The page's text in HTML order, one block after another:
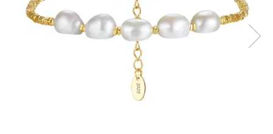
semipretioase
Bijuterii argint placat cu aur
Bijuterii de Lux
Bijuterii gotice si rock